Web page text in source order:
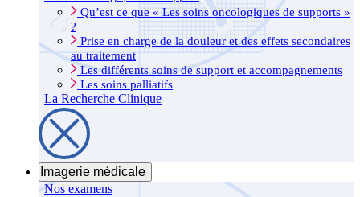
Qu’est ce que « Les soins oncologiques de supports »
?
Prise en charge de la douleur et des effets secondaires
au traitement
Les différents soins de support et accompagnements
Les soins palliatifs
La Recherche Clinique
Imagerie médicale
Nos examens